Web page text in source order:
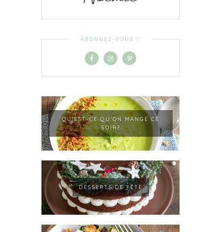
ABONNEZ-VOUS !!
QU'EST-CE QU'ON MANGE CE
SOIR?
DESSERTS DE FÊTE